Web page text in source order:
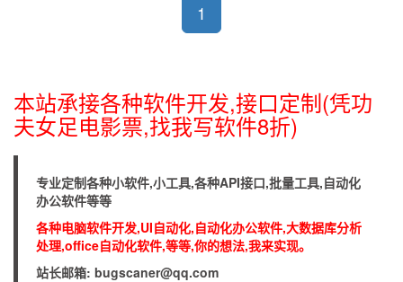
1
本站承接各种软件开发,接口定制(凭功
夫女足电影票,找我写软件8折)
专业定制各种小软件,小工具,各种API接口,批量工具,自动化
办公软件等等
各种电脑软件开发,UI自动化,自动化办公软件,大数据库分析
处理,office自动化软件,等等,你的想法,我来实现。
站长邮箱: bugscaner@qq.com